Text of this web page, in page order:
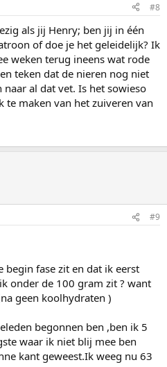
#8
als jij Henry; ben jij in één
of doe je het geleidelijk? Ik
weken terug ineens wat rode
teken dat de nieren nog niet
al dat vet. Is het sowieso
maken van het zuiveren van
#9
begin fase zit en dat ik eerst
onder de 100 gram zit ? want
geen koolhydraten )
begonnen ben ,ben ik 5
waar ik niet blij mee ben
kant geweest.Ik weeg nu 63